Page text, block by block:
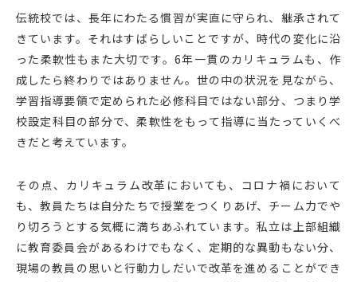
伝統校では、長年にわたる慣習が実直に守られ、継承されて
きています。それはすばらしいことですが、時代の変化に沿
った柔軟性もまた大切です。6年一貫のカリキュラムも、作
成したら終わりではありません。世の中の状況を見ながら、
学習指導要領で定められた必修科目ではない部分、つまり学
校設定科目の部分で、柔軟性をもって指導に当たっていくべ
きだと考えています。
その点、カリキュラム改革においても、コロナ禍において
も、教員たちは自分たちで授業をつくりあげ、チーム力でや
り切ろうとする気概に満ちあふれています。私立は上部組織
に教育委員会があるわけでもなく、定期的な異動もない分、
現場の教員の思いと行動力しだいで改革を進めることができ